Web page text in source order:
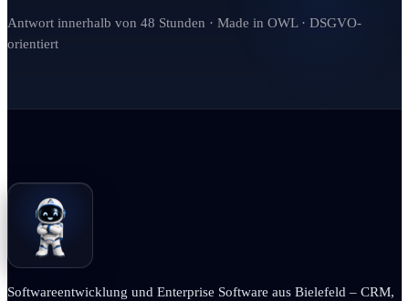
Antwort innerhalb von 48 Stunden · Made in OWL · DSGVO-
orientiert
Softwareentwicklung und Enterprise Software aus Bielefeld – CRM,